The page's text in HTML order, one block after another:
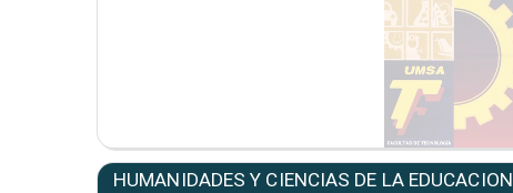
HUMANIDADES Y CIENCIAS DE LA EDUCACION